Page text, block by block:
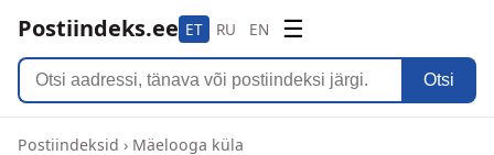
Postiindeks.ee ET RU EN ☰
Otsi
Postiindeksid › Mäelooga küla